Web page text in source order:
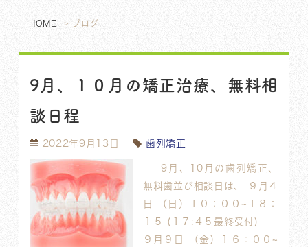
HOME ブログ
9月、１０月の矯正治療、無料相
談日程
2022年9月13日 歯列矯正
9月、10月の歯列矯正、
無料歯並び相談日は、 ９月４
日 （日）１０：００~１８：
１５ (１７:４５最終受付)
９月９日 （金）１６：００~